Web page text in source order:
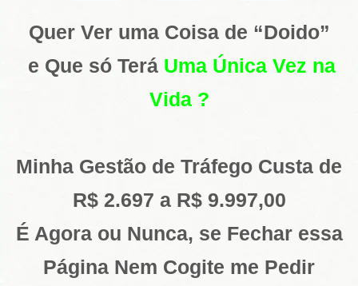
Quer Ver uma Coisa de “Doido”
e Que só Terá Uma Única Vez na
Vida?
Minha Gestão de Tráfego Custa de
R$ 2.697 a R$ 9.997,00
É Agora ou Nunca, se Fechar essa
Página Nem Cogite me Pedir